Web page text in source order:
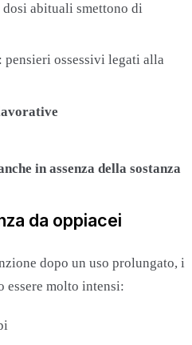
dosi abituali smettono di
: pensieri ossessivi legati alla
in assenza della sostanza
da oppiacei
dopo un uso prolungato, i
essere molto intensi: